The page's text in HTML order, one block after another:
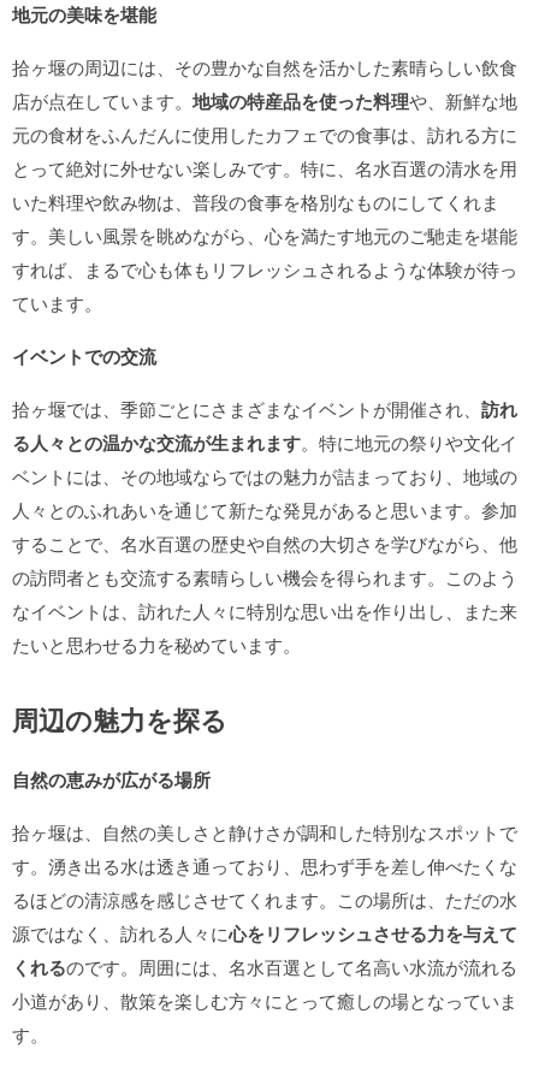
地元の美味を堪能
拾ヶ堰の周辺には、その豊かな自然を活かした素晴らしい飲食
店が点在しています。 地域の特産品を使った料理や、新鮮な地
元の食材をふんだんに使用したカフェでの食事は、訪れる方に
とって絶対に外せない楽しみです。特に、名水百選の清水を用
いた料理や飲み物は、普段の食事を格別なものにしてくれま
す。美しい風景を眺めながら、心を満たす地元のご馳走を堪能
すれば、まるで心も体もリフレッシュされるような体験が待っ
ています。
イベントでの交流
拾ヶ堰では、季節ごとにさまざまなイベントが開催され、 訪れ
る人々との温かな交流が生まれます。特に地元の祭りや文化イ
ベントには、その地域ならではの魅力が詰まっており、地域の
人々とのふれあいを通じて新たな発見があると思います。参加
することで、名水百選の歴史や自然の大切さを学びながら、他
の訪問者とも交流する素晴らしい機会を得られます。このよう
なイベントは、訪れた人々に特別な思い出を作り出し、また来
たいと思わせる力を秘めています。
周辺の魅力を探る
自然の恵みが広がる場所
拾ヶ堰は、自然の美しさと静けさが調和した特別なスポットで
す。湧き出る水は透き通っており、思わず手を差し伸べたくな
るほどの清涼感を感じさせてくれます。この場所は、ただの水
源ではなく、訪れる人々に心をリフレッシュさせる力を与えて
くれるのです。周囲には、名水百選として名高い水流が流れる
小道があり、散策を楽しむ方々にとって癒しの場となっていま
す。